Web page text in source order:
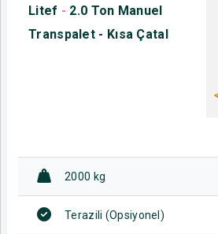
Litef - 2.0 Ton Manuel
Transpalet - Kısa Çatal
2000 kg
Terazili (Opsiyonel)